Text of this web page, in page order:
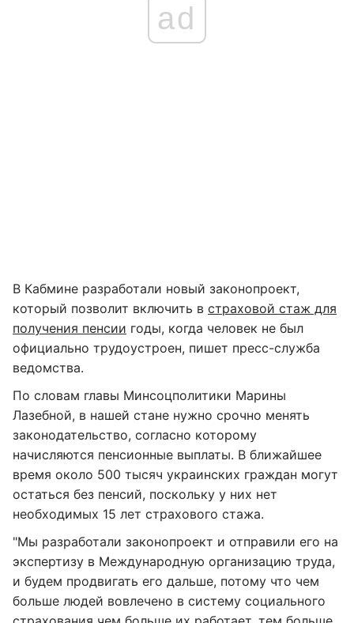
ad
В Кабмине разработали новый законопроект,
который позволит включить в страховой стаж для
получения пенсии годы, когда человек не был
официально трудоустроен, пишет пресс-служба
ведомства.
По словам главы Минсоцполитики Марины
Лазебной, в нашей стане нужно срочно менять
законодательство, согласно которому
начисляются пенсионные выплаты. В ближайшее
время около 500 тысяч украинских граждан могут
остаться без пенсий, поскольку у них нет
необходимых 15 лет страхового стажа.
"Мы разработали законопроект и отправили его на
экспертизу в Международную организацию труда,
и будем продвигать его дальше, потому что чем
больше людей вовлечено в систему социального